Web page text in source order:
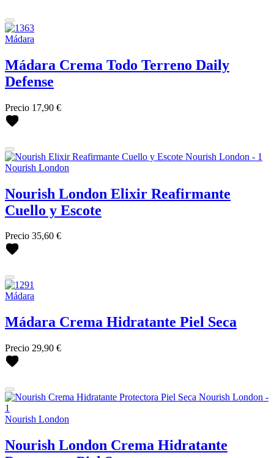
Mádara
Mádara Crema Todo Terreno Daily
Defense
Precio 17,90 €
Nourish London
Nourish London Elixir Reafirmante
Cuello y Escote
Precio 35,60 €
Mádara
Mádara Crema Hidratante Piel Seca
Precio 29,90 €
Nourish London
Nourish London Crema Hidratante